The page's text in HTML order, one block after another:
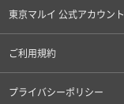
東京マルイ 公式アカウント
ご利用規約
プライバシーポリシー